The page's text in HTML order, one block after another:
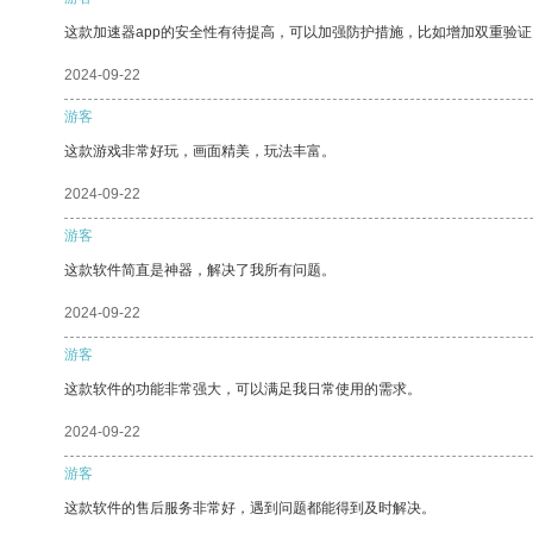
这款加速器app的安全性有待提高，可以加强防护措施，比如增加双重验
2024-09-22
游客
这款游戏非常好玩，画面精美，玩法丰富。
2024-09-22
游客
这款软件简直是神器，解决了我所有问题。
2024-09-22
游客
这款软件的功能非常强大，可以满足我日常使用的需求。
2024-09-22
游客
这款软件的售后服务非常好，遇到问题都能得到及时解决。